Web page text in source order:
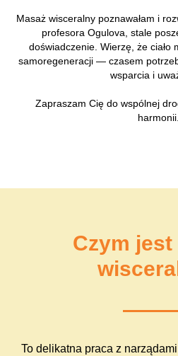
Masaż wisceralny poznawałam i
profesora Ogulova, stale
doświadczenie. Wierzę, że ciało
samoregeneracji — czasem
wsparcia i
Zapraszam Cię do wspólnej
harmonii.
Czym jest
To delikatna praca z